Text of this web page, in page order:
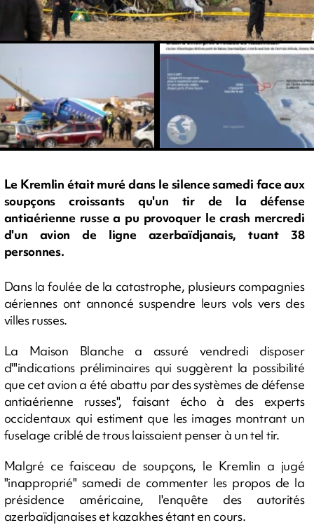
Le Kremlin était muré dans le silence samedi face aux
soupçons croissants qu'un tir de la défense
antiaérienne russe a pu provoquer le crash mercredi
d'un avion de ligne azerbaïdjanais, tuant 38
personnes.
Dans la foulée de la catastrophe, plusieurs compagnies
aériennes ont annoncé suspendre leurs vols vers des
villes russes.
La Maison Blanche a assuré vendredi disposer
d'"indications préliminaires qui suggèrent la possibilité
que cet avion a été abattu par des systèmes de défense
antiaérienne russes", faisant écho à des experts
occidentaux qui estiment que les images montrant un
fuselage criblé de trous laissaient penser à un tel tir.
Malgré ce faisceau de soupçons, le Kremlin a jugé
"inapproprié" samedi de commenter les propos de la
présidence américaine, l'enquête des autorités
azerbaïdjanaises et kazakhes étant en cours.